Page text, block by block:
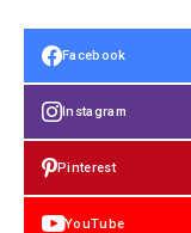
Facebook
Instagram
Pinterest
YouTube